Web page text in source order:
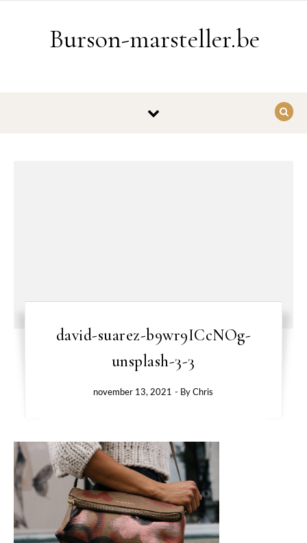
Burson-marsteller.be
david-suarez-b9wr9ICcNOg-
unsplash-3-3
november 13, 2021 - ByChris